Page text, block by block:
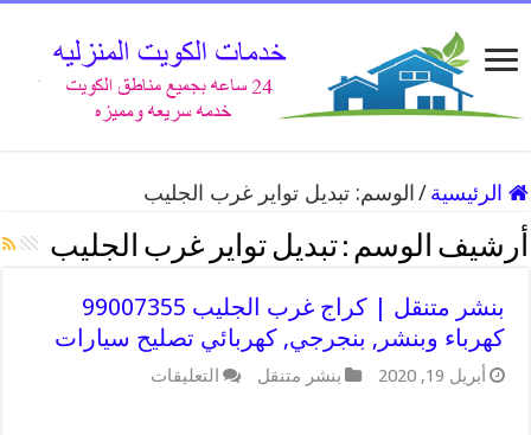
الرئيسية / الوسم:تبديل تواير غرب الجليب
أرشيف الوسم :تبديل تواير غرب الجليب
بنشر متنقل | كراج غرب الجليب 99007355
كهرباء وبنشر, بنجرجي, كهربائي تصليح سيارات
أبريل 19, 2020 بنشر متنقل التعليقات